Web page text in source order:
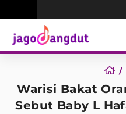
Warisi Bakat
Sebut Baby L